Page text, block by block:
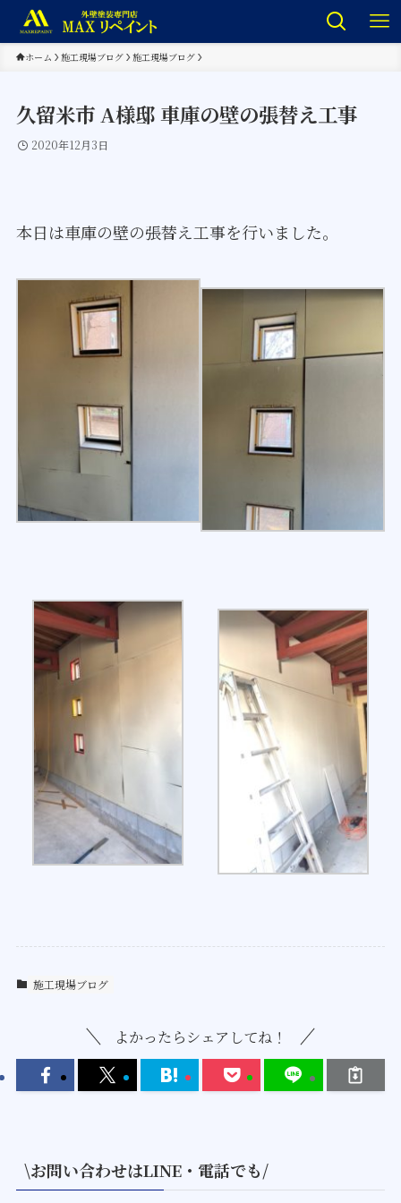
ホーム 施工現場ブログ 施工現場ブログ
久留米市 A様邸 車庫の壁の張替え工事
2020年12月3日
本日は車庫の壁の張替え工事を行いました。
施工現場ブログ
よかったらシェアしてね！
\お問い合わせはLINE・電話でも/